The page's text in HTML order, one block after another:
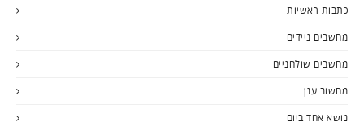
כתבות ראשיות
מחשבים ניידים
מחשבים שולחניים
מחשוב ענן
נושא אחד ביום